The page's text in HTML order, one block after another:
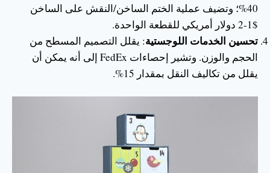
40%؛ وتضيف عملية الختم الساخن/النقش على الساخن
$1-2 دولار أمريكي للقطعة الواحدة.
تحسين الخدمات اللوجستية: يقلل التصميم المسطح من
الحجم والوزن. وتشير إحصاءات FedEx إلى أنه يمكن أن
يقلل من تكاليف النقل بمقدار 15%.